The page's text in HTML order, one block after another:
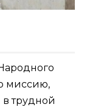
миссию,
трудной